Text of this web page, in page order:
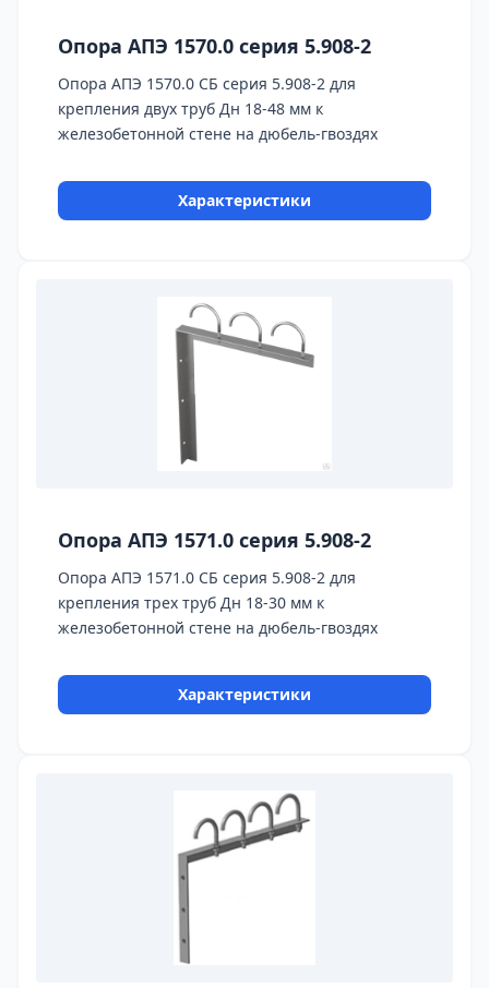
Опора АПЭ 1570.0 серия 5.908-2
Опора АПЭ 1570.0 СБ серия 5.908-2 для
крепления двух труб Дн 18-48 мм к
железобетонной стене на дюбель-гвоздях
Характеристики
Опора АПЭ 1571.0 серия 5.908-2
Опора АПЭ 1571.0 СБ серия 5.908-2 для
крепления трех труб Дн 18-30 мм к
железобетонной стене на дюбель-гвоздях
Характеристики